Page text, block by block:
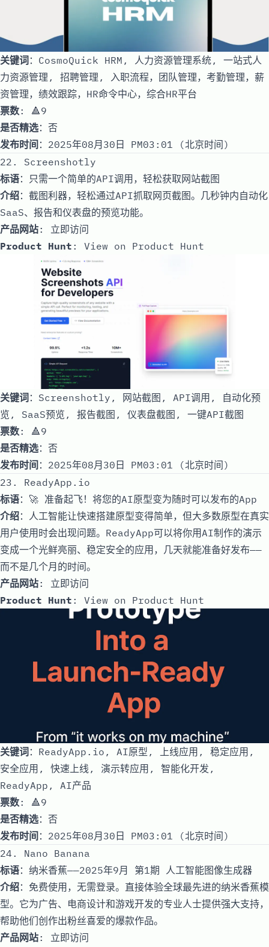
关键词：CosmoQuick HRM, 人力资源管理系统, 一站式人
力资源管理, 招聘管理, 入职流程，团队管理，考勤管理，薪
资管理，绩效跟踪，HR命令中心，综合HR平台
票数: 🔺9
是否精选：否
发布时间 ：2025年08月30日 PM03:01 (北京时间)
22. Screenshotly
标语：只需一个简单的API调用，轻松获取网站截图
介绍：截图利器，轻松通过API抓取网页截图。几秒钟内自动化
SaaS、报告和仪表盘的预览功能。
产品网站: 立即访问
Product Hunt : View on Product Hunt
关键词：Screenshotly, 网站截图, API调用, 自动化预
览, SaaS预览, 报告截图, 仪表盘截图, 一键API截图
票数: 🔺9
是否精选：否
发布时间 ：2025年08月30日 PM03:01 (北京时间)
23. ReadyApp.io
标语：🚀 准备起飞！将您的AI原型变为随时可以发布的App
介绍：人工智能让快速搭建原型变得简单，但大多数原型在真实
用户使用时会出现问题。ReadyApp可以将你用AI制作的演示
变成一个光鲜亮丽、稳定安全的应用，几天就能准备好发布——
而不是几个月的时间。
产品网站: 立即访问
Product Hunt : View on Product Hunt
关键词：ReadyApp.io, AI原型, 上线应用, 稳定应用,
安全应用, 快速上线, 演示转应用, 智能化开发,
ReadyApp, AI产品
票数: 🔺9
是否精选：否
发布时间 ：2025年08月30日 PM03:01 (北京时间)
24. Nano Banana
标语：纳米香蕉——2025年9月 第1期 人工智能图像生成器
介绍：免费使用，无需登录。直接体验全球最先进的纳米香蕉模
型。它为广告、电商设计和游戏开发的专业人士提供强大支持，
帮助他们创作出粉丝喜爱的爆款作品。
产品网站: 立即访问